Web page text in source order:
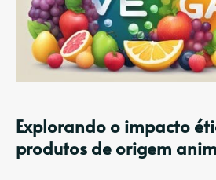
Explorando o impacto
produtos de origem